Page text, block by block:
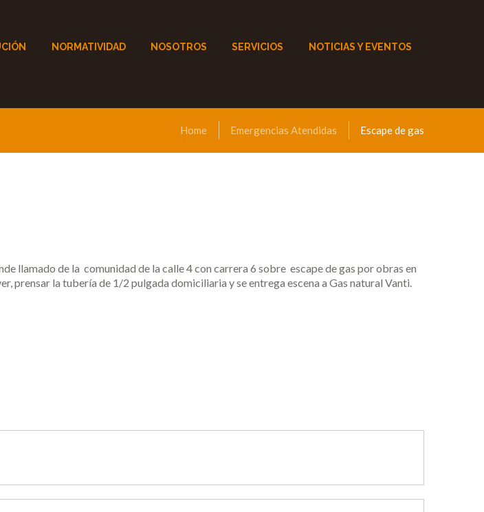
NORMATIVIDAD NOSOTROS SERVICIOS NOTICIAS Y EVENTOS
Home Emergencias Atendidas Escape de gas
llamado de la comunidad de la calle 4 con carrera 6 sobre escape de gas por obras en
prensar la tubería de 1/2 pulgada domiciliaria y se entrega escena a Gas natural Vanti.